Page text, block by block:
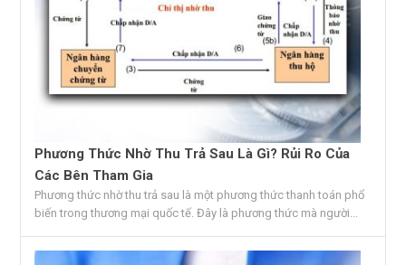
Phương Thức Nhờ Thu Trả Sau Là Gì? Rủi Ro Của
Các Bên Tham Gia
Phương thức nhờ thu trả sau là một phương thức thanh toán phổ
biến trong thương mại quốc tế. Đây là phương thức mà người...